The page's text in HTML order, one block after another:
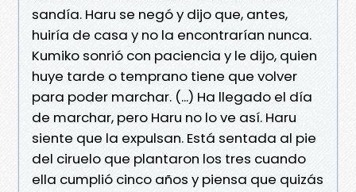
sandía. Haru se negó y dijo que, antes,
huiría de casa y no la encontrarían nunca.
Kumiko sonrió con paciencia y le dijo, quien
huye tarde o temprano tiene que volver
para poder marchar. (...) Ha llegado el día
de marchar, pero Haru no lo ve así. Haru
siente que la expulsan. Está sentada al pie
del ciruelo que plantaron los tres cuando
ella cumplió cinco años y piensa que quizás